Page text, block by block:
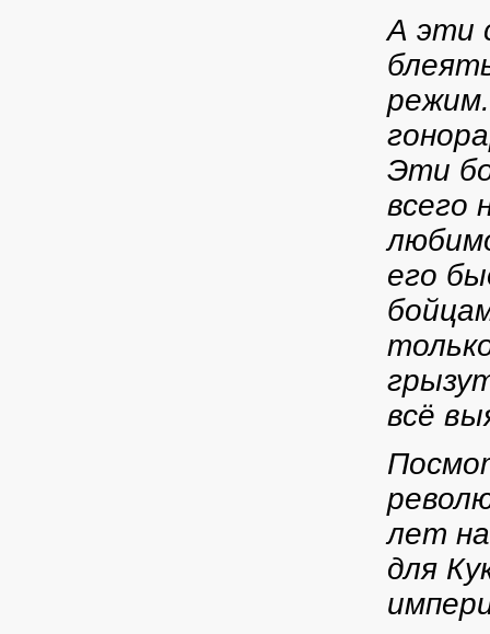
А эти
Эти
всего
его
всё
лет
для